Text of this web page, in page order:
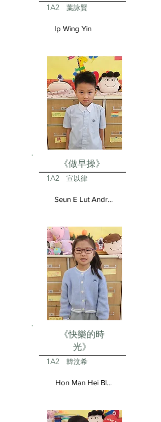
1A2 葉詠賢
Ip Wing Yin
《做早操》
1A2 宣以律
Seun E Lut Andrea
《快樂的時
光》
1A2 韓汶希
Hon Man Hei Blair